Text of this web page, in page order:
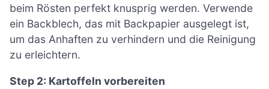
beim Rösten perfekt knusprig werden. Verwende
ein Backblech, das mit Backpapier ausgelegt ist,
um das Anhaften zu verhindern und die Reinigung
zu erleichtern.
Step 2: Kartoffeln vorbereiten